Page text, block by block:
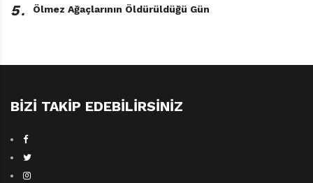
5․ Ölmez Ağaçlarının Öldürüldüğü Gün
BIZI TAKIP EDEBILIRSINIZ